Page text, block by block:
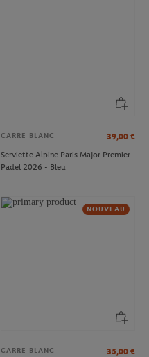
CARRE BLANC 39,00 €
Serviette Alpine Paris Major Premier
Padel 2026 - Bleu
NOUVEAU
CARRE BLANC 35,00 €